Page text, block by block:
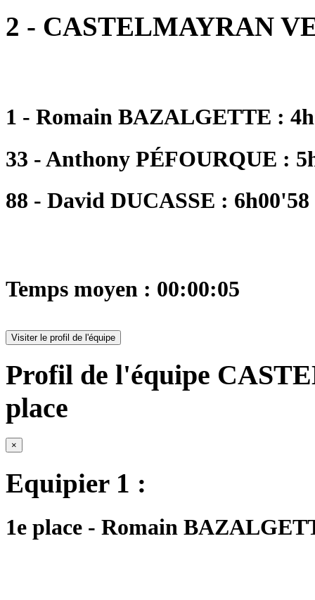
2 - CASTELMAYRAN
1 - Romain BAZALGETTE :
33 - Anthony PÉFOURQUE :
88 - David DUCASSE :
Temps moyen : 00:00:05
Visiter le profil de l'équipe
Profil de l'équipe
place
×
Equipier 1 :
1e place - Romain